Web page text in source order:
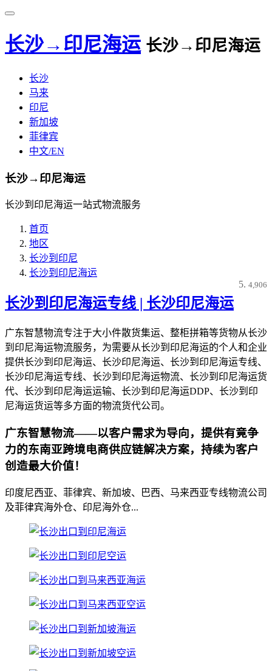
长沙→印尼海运 长沙→印尼海运
长沙
马来
印尼
新加坡
菲律宾
中文/EN
长沙→印尼海运
长沙到印尼海运一站式物流服务
首页
地区
长沙到印尼
长沙到印尼海运
4,906
长沙到印尼海运专线 | 长沙印尼海运
广东智慧物流专注于大小件散货集运、整柜拼箱等货物从长沙
到印尼海运物流服务，为需要从长沙到印尼海运的个人和企业
提供长沙到印尼海运、长沙印尼海运、长沙到印尼海运专线、
长沙印尼海运专线、长沙到印尼海运物流、长沙到印尼海运货
代、长沙到印尼海运运输、长沙到印尼海运DDP、长沙到印
尼海运货运等多方面的物流货代公司。
广东智慧物流——以客户需求为导向，提供有竟争
力的东南亚跨境电商供应链解决方案，持续为客户
创造最大价值！
印度尼西亚、菲律宾、新加坡、巴西、马来西亚专线物流公司
及菲律宾海外仓、印尼海外仓...